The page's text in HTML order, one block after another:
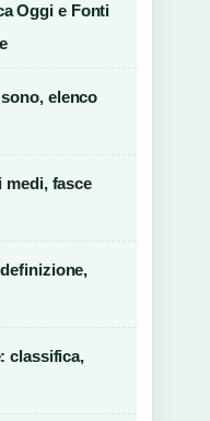
Oggi e Fonti
elenco
medi, fasce
classifica,